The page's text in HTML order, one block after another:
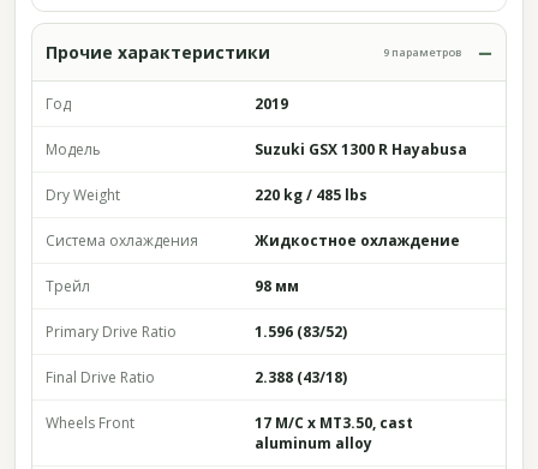
Прочие характеристики 9 параметров
Год 2019
Модель Suzuki GSX 1300 R Hayabusa
Dry Weight 220 kg / 485 lbs
Система охлаждения Жидкостное охлаждение
Трейл 98 мм
Primary Drive Ratio 1.596 (83/52)
Final Drive Ratio 2.388 (43/18)
Wheels Front
17 M/C x MT3.50, cast
aluminum alloy